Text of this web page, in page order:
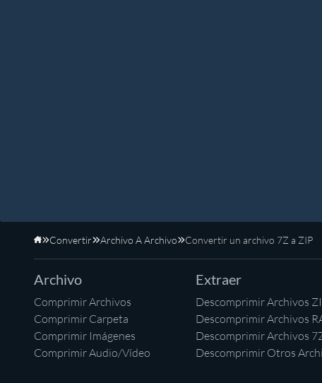
Inicio
Convertir Archivo A Archivo Convertir un archivo 7Z a ZIP
Archivo
Comprimir Archivos
Comprimir Carpeta
Comprimir Imágenes
Comprimir Audio/Vídeo
Extraer
Descomprimir Archivos
Descomprimir Archivos
Descomprimir Archivos
Descomprimir Otros